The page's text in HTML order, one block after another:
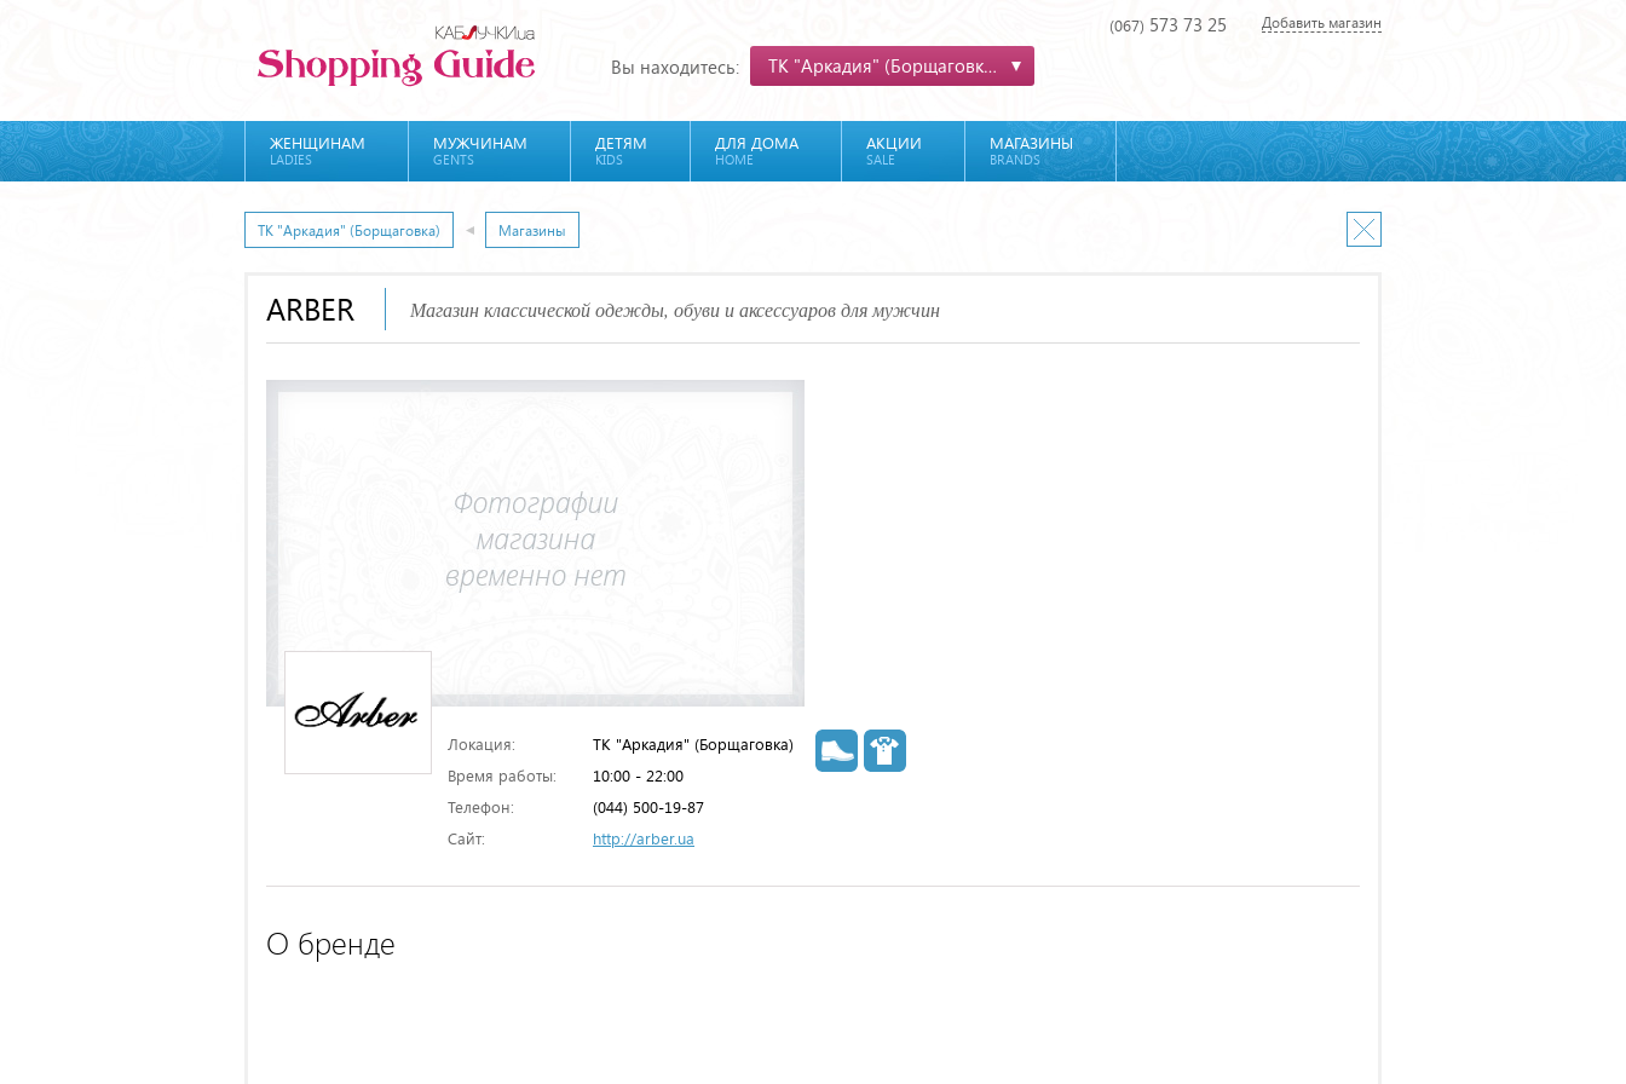
Вы находитесь: ТК "Аркадия" (Борщаговка)
(067) 573 73 25 Добавить магазин
ЖЕНЩИНАМ
LADIES
МУЖЧИНАМ
GENTS
ДЕТЯМ
KIDS
ДЛЯ ДОМА
HOME
АКЦИИ
SALE
МАГАЗИНЫ
BRANDS
ТК "Аркадия" (Борщаговка) Магазины
ARBER Магазин классической одежды, обуви и аксессуаров для мужчин
Локация:
ТК "Аркадия" (Борщаговка)
Время работы:
10:00 - 22:00
Телефон:
(044) 500-19-87
Сайт:
http://arber.ua
О бренде